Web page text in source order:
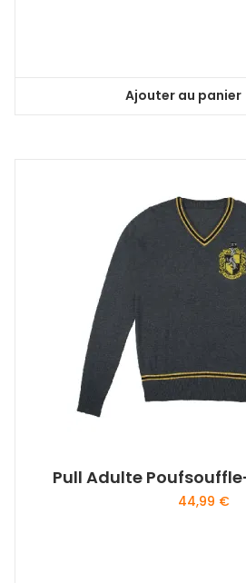
Ajouter au panier
Pull Adulte
44,99 €